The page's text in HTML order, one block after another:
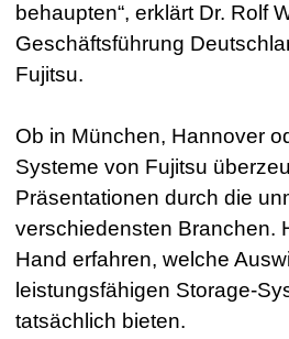
behaupten“, erklärt Dr. Rolf
Geschäftsführung
Fujitsu.
Ob in München, Hannover
Systeme von Fujitsu
Präsentationen durch die
verschiedensten Branchen.
Hand erfahren, welche
leistungsfähigen Storage-
tatsächlich bieten.